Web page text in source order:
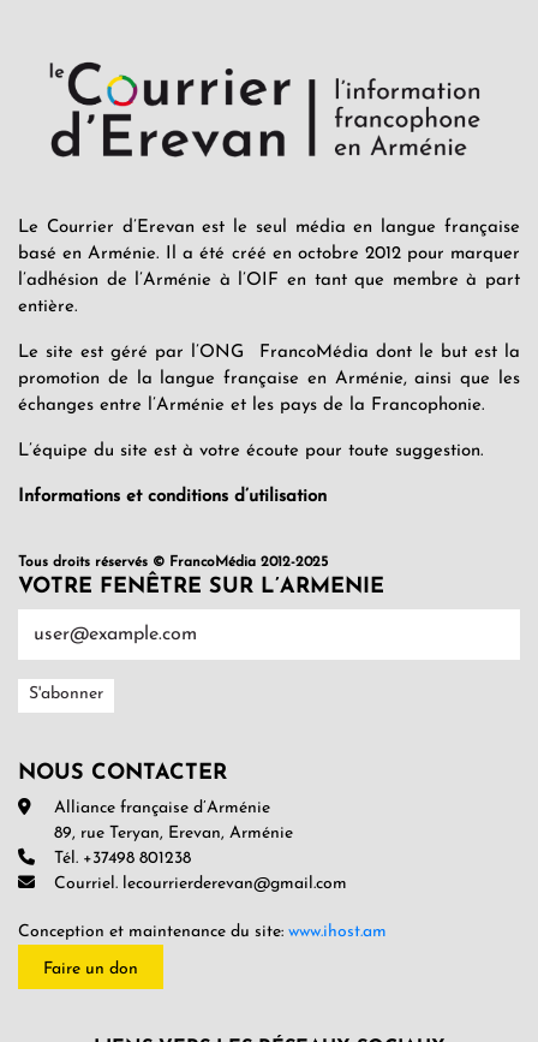
Le Courrier d’Erevan est le seul média en langue française
basé en Arménie. Il a été créé en octobre 2012 pour marquer
l’adhésion de l’Arménie à l’OIF en tant que membre à part
entière.
Le site est géré par l’ONG FrancoMédia dont le but est la
promotion de la langue française en Arménie, ainsi que les
échanges entre l’Arménie et les pays de la Francophonie.
L’équipe du site est à votre écoute pour toute suggestion.
Informations et conditions d’utilisation
Tous droits réservés © FrancoMédia 2012-2025
VOTRE FENÊTRE SUR L’ARMENIE
NOUS CONTACTER
Alliance française d’Arménie
89, rue Teryan, Erevan, Arménie
Tél. +37498 801238
Courriel. lecourrierderevan@gmail.com
Conception et maintenance du site: www.ihost.am
Faire un don